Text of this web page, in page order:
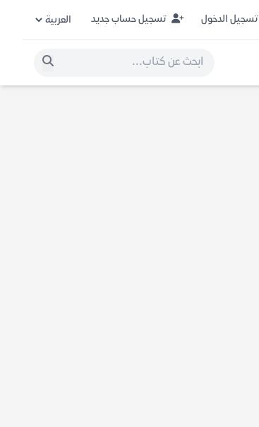
تسجيل الدخول تسجيل حساب جديد